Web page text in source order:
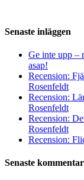
Senaste inläggen
Ge inte upp –
asap!
Recension:
Rosenfeldt
Recension:
Rosenfeldt
Recension:
Rosenfeldt
Recension:
Senaste